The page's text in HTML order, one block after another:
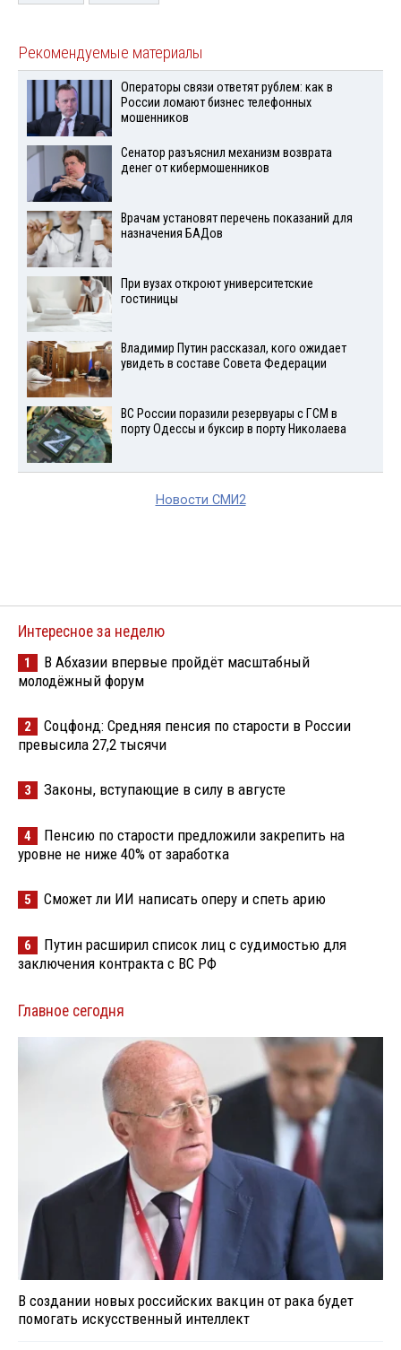
Рекомендуемые материалы
Операторы связи ответят рублем: как в
России ломают бизнес телефонных
мошенников
Сенатор разъяснил механизм возврата
денег от кибермошенников
Врачам установят перечень показаний для
назначения БАДов
При вузах откроют университетские
гостиницы
Владимир Путин рассказал, кого ожидает
увидеть в составе Совета Федерации
ВС России поразили резервуары с ГСМ в
порту Одессы и буксир в порту Николаева
Новости СМИ2
Интересное за неделю
1
В Абхазии впервые пройдёт масштабный
молодёжный форум
2
Соцфонд: Средняя пенсия по старости в России
превысила 27,2 тысячи
3 Законы, вступающие в силу в августе
4
Пенсию по старости предложили закрепить на
уровне не ниже 40% от заработка
5 Сможет ли ИИ написать оперу и спеть арию
6
Путин расширил список лиц с судимостью для
заключения контракта с ВС РФ
Главное сегодня
В создании новых российских вакцин от рака будет
помогать искусственный интеллект